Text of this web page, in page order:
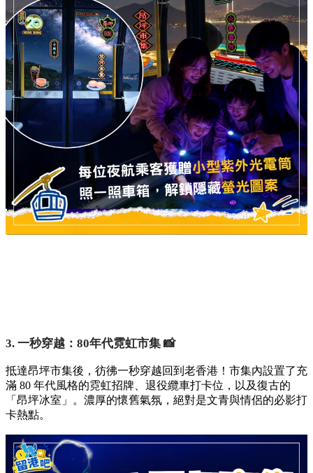
3. 一秒穿越：80年代霓虹市集 📸
抵達昂坪市集後，彷彿一秒穿越回到老香港！市集內設置了充
滿 80 年代風格的霓虹招牌、退役纜車打卡位，以及復古的
「昂坪冰室」。濃厚的懷舊氣氛，絕對是文青與情侶的必影打
卡熱點。